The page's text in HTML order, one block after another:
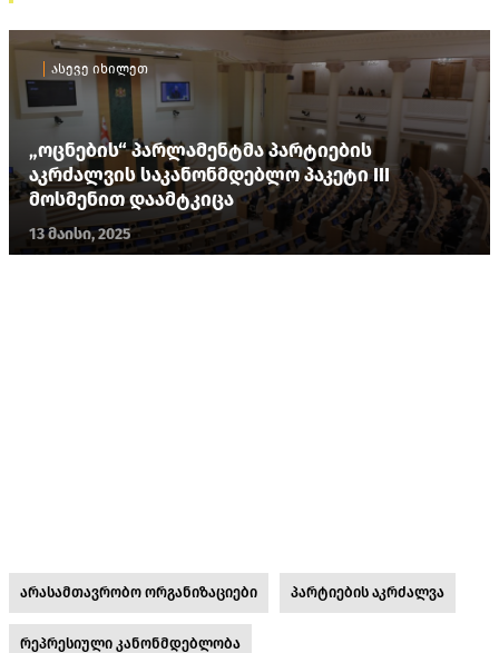
ასევე იხილეთ
„ოცნების“ პარლამენტმა პარტიების
აკრძალვის საკანონმდებლო პაკეტი III
მოსმენით დაამტკიცა
13 მაისი, 2025
არასამთავრობო ორგანიზაციები პარტიების აკრძალვა
რეპრესიული კანონმდებლობა